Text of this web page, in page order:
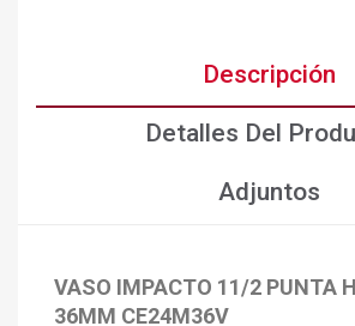
Crear lista de deseos
Iniciar sesión
Descripción
Detalles Del
Adjuntos
VASO IMPACTO 11/2 PUNTA
36MM CE24M36V